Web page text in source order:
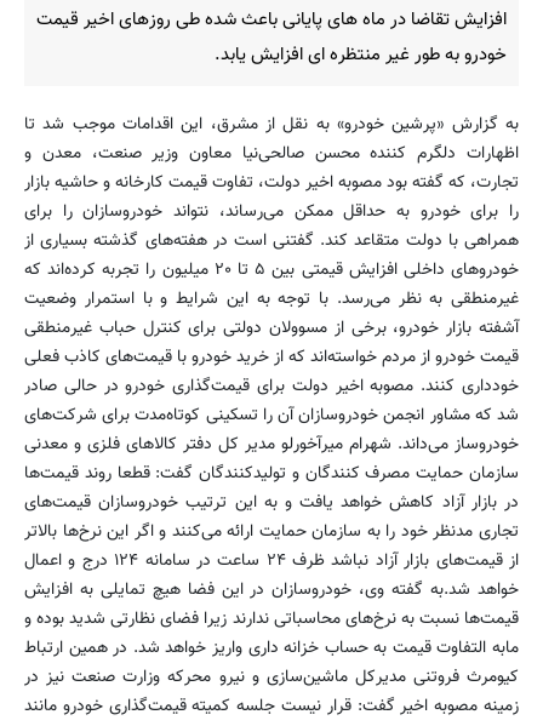
افزایش تقاضا در ماه های پایانی باعث شده طی روزهای اخیر قیمت
خودرو به طور غیر منتظره ای افزایش یابد.
به گزارش «پرشین خودرو» به نقل از مشرق، این اقدامات موجب شد تا
اظهارات دلگرم کننده محسن صالحی‌نیا معاون وزیر صنعت، معدن و
تجارت، که گفته بود مصوبه اخیر دولت، تفاوت قیمت کارخانه و حاشیه بازار
را برای خودرو به حداقل ممکن می‌رساند، نتواند خودروسازان را برای
همراهی با دولت متقاعد کند. گفتنی است در هفته‌های گذشته بسیاری از
خودروهای داخلی افزایش قیمتی بین ۵ تا ۲۰ میلیون را تجربه کرده‌اند که
غیرمنطقی به نظر می‌رسد. با توجه به این شرایط و با استمرار وضعیت
آشفته بازار خودرو، برخی از مسوولان دولتی برای کنترل حباب غیرمنطقی
قیمت خودرو از مردم خواسته‌اند که از خرید خودرو با قیمت‌های کاذب فعلی
خودداری کنند. مصوبه اخیر دولت برای قیمت‌گذاری خودرو در حالی صادر
شد که مشاور انجمن خودروسازان آن را تسکینی کوتاه‌مدت برای شرکت‌های
خودروساز می‌داند. شهرام میرآخورلو مدیر کل دفتر کالاهای فلزی و معدنی
سازمان حمایت مصرف کنندگان و تولیدکنندگان گفت: قطعا روند قیمت‌ها
در بازار آزاد کاهش خواهد یافت و به این ترتیب خودروسازان قیمت‌های
تجاری مدنظر خود را به سازمان حمایت ارائه می‌کنند و اگر این نرخ‌ها بالاتر
از قیمت‌های بازار آزاد نباشد ظرف ۲۴ ساعت در سامانه ۱۲۴ درج و اعمال
خواهد شد.به گفته وی، خودروسازان در این فضا هیچ تمایلی به افزایش
قیمت‌ها نسبت به نرخ‌های محاسباتی ندارند زیرا فضای نظارتی شدید بوده و
مابه التفاوت قیمت به حساب خزانه داری واریز خواهد شد. در همین ارتباط
کیومرث فروتنی مدیرکل ماشین‌سازی و نیرو محرکه وزارت صنعت نیز در
زمینه مصوبه اخیر گفت: قرار نیست جلسه کمیته قیمت‌گذاری خودرو مانند